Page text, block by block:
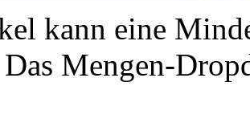
kann eine
Mengen-